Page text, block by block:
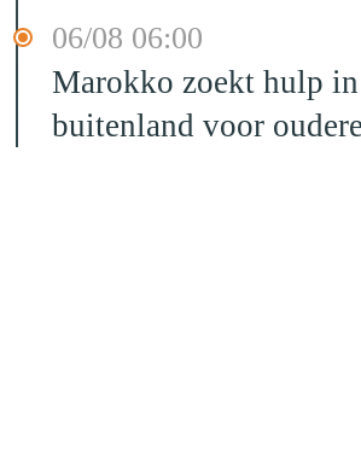
06/08 06:00
Marokko zoekt hulp
buitenland voor